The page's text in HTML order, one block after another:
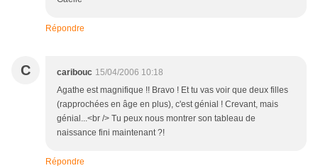
Répondre
C caribouc 15/04/2006 10:18
Agathe est magnifique !! Bravo ! Et tu vas voir que deux filles
(rapprochées en âge en plus), c'est génial ! Crevant, mais
génial...<br /> Tu peux nous montrer son tableau de
naissance fini maintenant ?!
Répondre